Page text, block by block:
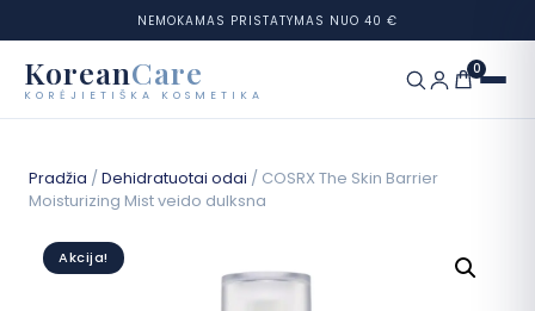
NEMOKAMAS PRISTATYMAS NUO 40 €
KoreanCare
KORĖJIETIŠKA KOSMETIKA
0
turinioPradžia /Dehidratuotai odai / COSRX The Skin Barrier
Moisturizing Mist veido dulksna
Akcija!